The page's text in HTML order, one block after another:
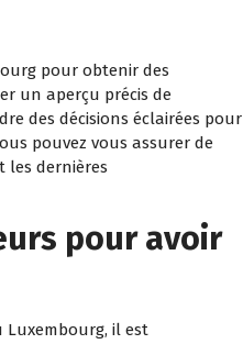
pour obtenir des
un aperçu précis de
des décisions éclairées pour
pouvez vous assurer de
les dernières
pour avoir
Luxembourg, il est